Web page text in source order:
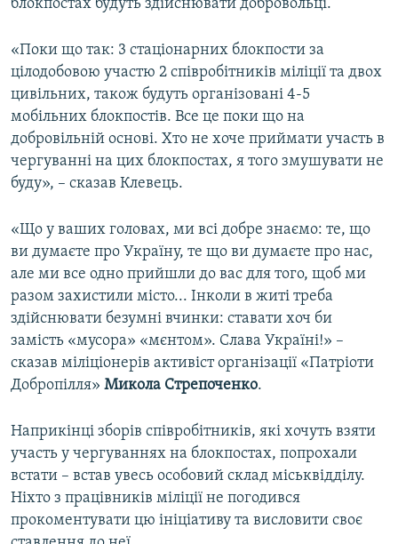
блокпостах будуть здійснювати добровольці.
«Поки що так: 3 стаціонарних блокпости за
цілодобовою участю 2 співробітників міліції та двох
цивільних, також будуть організовані 4-5
мобільних блокпостів. Все це поки що на
добровільній основі. Хто не хоче приймати участь в
чергуванні на цих блокпостах, я того змушувати не
буду», – сказав Клевець.
«Що у ваших головах, ми всі добре знаємо: те, що
ви думаєте про Україну, те що ви думаєте про нас,
але ми все одно прийшли до вас для того, щоб ми
разом захистили місто... Інколи в житі треба
здійснювати безумні вчинки: ставати хоч би
замість «мусора» «мєнтом». Слава Україні!» –
сказав міліціонерів активіст організації «Патріоти
Добропілля» Микола Стрепоченко.
Наприкінці зборів співробітників, які хочуть взяти
участь у чергуваннях на блокпостах, попрохали
встати – встав увесь особовий склад міськвідділу.
Ніхто з працівників міліції не погодився
прокоментувати цю ініціативу та висловити своє